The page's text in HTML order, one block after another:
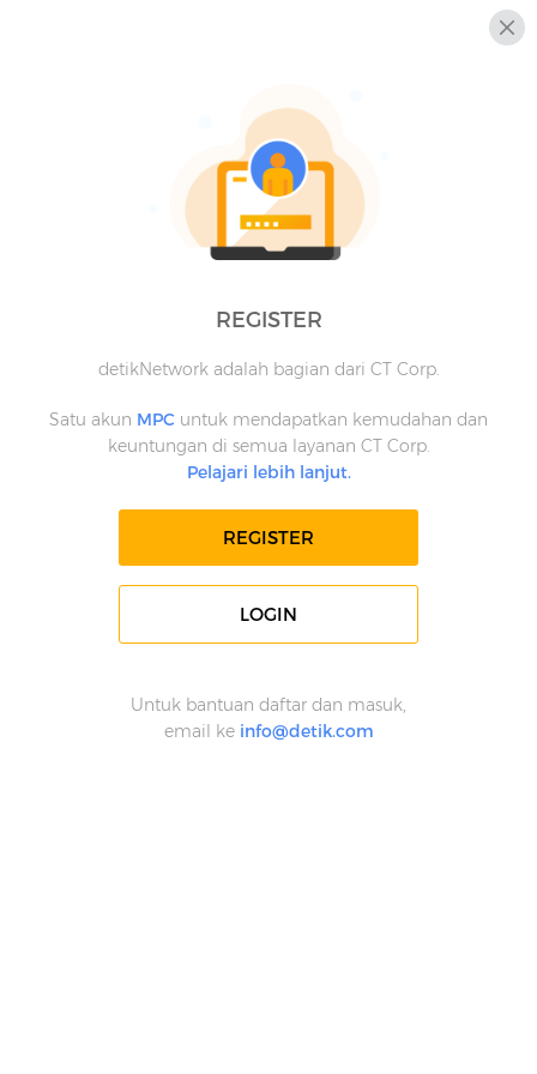
REGISTER
detikNetwork adalah bagian dari CT Corp.
Satu akun MPC untuk mendapatkan kemudahan dan
keuntungan di semua layanan CT Corp.
Pelajari lebih lanjut.
REGISTER
LOGIN
Untuk bantuan daftar dan masuk,
email ke info@detik.com